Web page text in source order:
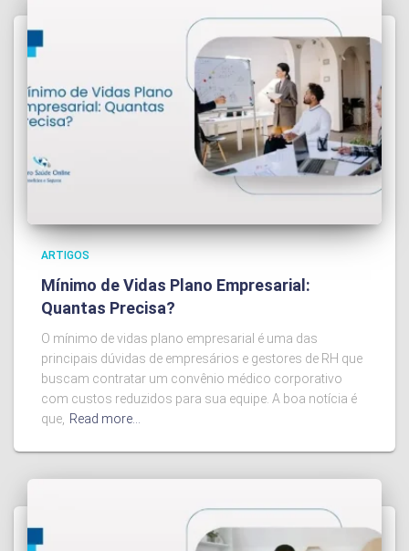
ARTIGOS
Mínimo de Vidas Plano Empresarial:
Quantas Precisa?
O mínimo de vidas plano empresarial é uma das
principais dúvidas de empresários e gestores de RH que
buscam contratar um convênio médico corporativo
com custos reduzidos para sua equipe. A boa notícia é
que, Read more…